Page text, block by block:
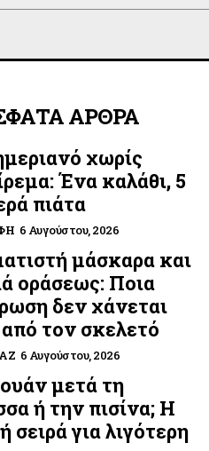
ΑΡΘΡΑ
χωρίς
Ένα καλάθι, 5
πιάτα
6 Αυγούστου, 2026
μάσκαρα και
οράσεως: Ποια
δεν χάνεται
τον σκελετό
6 Αυγούστου, 2026
μετά τη
ή την πισίνα; Η
σειρά για λιγότερη